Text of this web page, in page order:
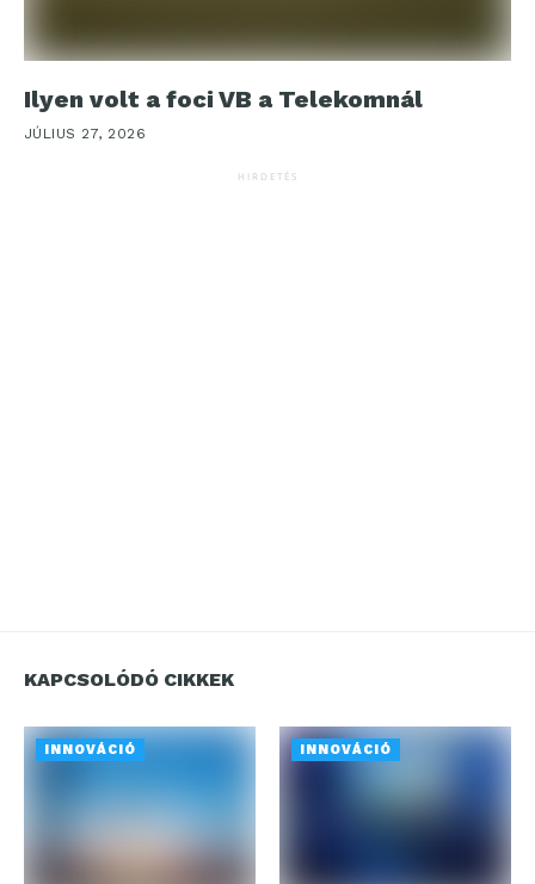
Ilyen volt a foci VB a Telekomnál
JÚLIUS 27, 2026
HIRDETÉS
KAPCSOLÓDÓ CIKKEK
INNOVÁCIÓ INNOVÁCIÓ